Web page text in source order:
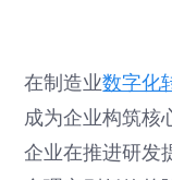
在制造业数字化
成为企业构筑核
企业在推进研发